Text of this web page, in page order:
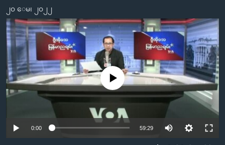
ပင်မ
အကြောင်းအရာ
သို့
ကျော်
ကြည့်
ရန်
ပင်မ
စာမျက်နှာ
တရုတ်
အစ္စရေး-ပါလက်စတိုင်း
ရပ်ဝန်းတခု လမ်းတခု အလွန်
အင်္ဂလိပ်စာလေ့လာမယ်
အမေရိကန်သုံးအီဒီယံ
မကြေးမုံရဲ့ အင်္ဂလိပ်စာ
ရုပ်ရှင်ထဲက အင်္ဂလိပ်စာ
သုတပဒေသာ အင်္ဂလိပ်စာ
အပတ်စဉ်ကဏ္ဍများ
ရေဒီယို
တီဗွီ
ရေဒီယိုနှင့်ရုပ်သံ အချက်အလက်များ
ရေဒီယို/တီဗွီအစီအစဉ်
Learning English
၂၀ ေမ၊ ၂၀၂၂
No media source currently available
0:00 59:29